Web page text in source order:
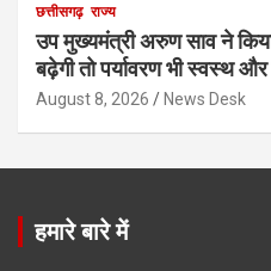
छत्तीसगढ़ राज्य
उप मुख्यमंत्री अरुण साव ने किया
बढ़ेगी तो पर्यावरण भी स्वस्थ
August 8, 2026 News Desk
हमारे बारे में